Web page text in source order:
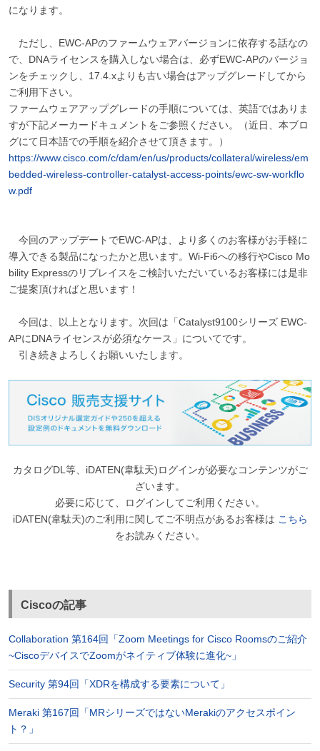
になります。
ただし、EWC-APのファームウェアバージョンに依存する話なの
で、DNAライセンスを購入しない場合は、必ずEWC-APのバージョ
ンをチェックし、17.4.xよりも古い場合はアップグレードしてから
ご利用下さい。
ファームウェアアップグレードの手順については、英語ではありま
すが下記メーカードキュメントをご参照ください。（近日、本ブロ
グにて日本語での手順を紹介させて頂きます。）
https://www.cisco.com/c/dam/en/us/products/collateral/wireless/em
bedded-wireless-controller-catalyst-access-points/ewc-sw-workflo
w.pdf
今回のアップデートでEWC-APは、より多くのお客様がお手軽に
導入できる製品になったかと思います。Wi-Fi6への移行やCisco Mo
bility Expressのリプレイスをご検討いただいているお客様には是非
ご提案頂ければと思います！
今回は、以上となります。次回は「Catalyst9100シリーズ EWC-
APにDNAライセンスが必須なケース」についてです。
引き続きよろしくお願いいたします。
カタログDL等、iDATEN(韋駄天)ログインが必要なコンテンツがご
ざいます。
必要に応じて、ログインしてご利用ください。
iDATEN(韋駄天)のご利用に関してご不明点があるお客様は こちら
をお読みください。
Ciscoの記事
Collaboration 第164回「Zoom Meetings for Cisco Roomsのご紹介
~CiscoデバイスでZoomがネイティブ体験に進化~」
Security 第94回「XDRを構成する要素について」
Meraki 第167回「MRシリーズではないMerakiのアクセスポイン
ト？」